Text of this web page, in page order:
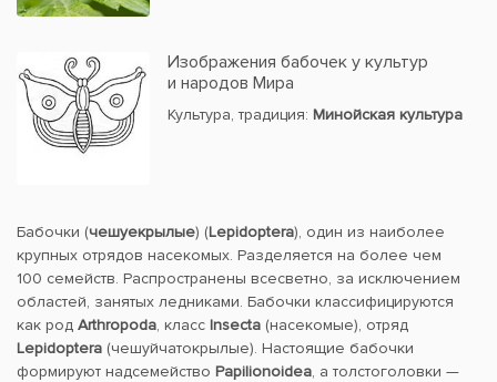
Изображения бабочек у культур
и народов Мира
Культура, традиция: Минойская культура
Бабочки (чешуекрылые) (Lepidoptera), один из наиболее
крупных отрядов насекомых. Разделяется на более чем
100 семейств. Распространены всесветно, за исключением
областей, занятых ледниками. Бабочки классифицируются
как род Arthropoda, класс Insecta (насекомые), отряд
Lepidoptera (чешуйчатокрылые). Настоящие бабочки
формируют надсемейство Papilionoidea, а толстоголовки —